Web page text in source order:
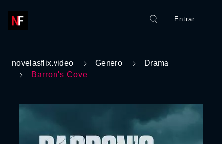
Entrar
novelasflix.video Genero
Drama
Barron's Cove